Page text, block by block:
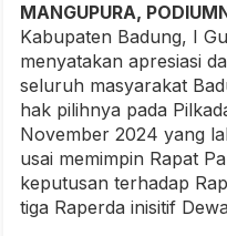
MANGUPURA,
Kabupaten Badung, I
menyatakan apresiasi
seluruh masyarakat
hak pilihnya pada
November 2024 yang
usai memimpin Rapat
keputusan terhadap
tiga Raperda inisitif